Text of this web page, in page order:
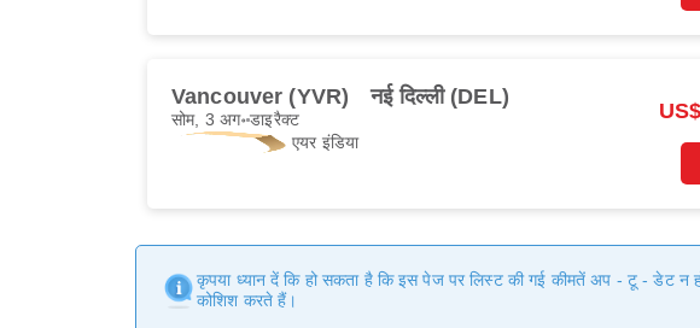
Vancouver (YVR) नई दिल्ली (DEL)
सोम, 3 अग॰डाइरैक्ट
एयर इंडिया
कृपया ध्यान दें कि हो सकता है कि इस पेज पर लिस्ट की गई कीमतें अप - टू - डेट न
कोशिश करते हैं।